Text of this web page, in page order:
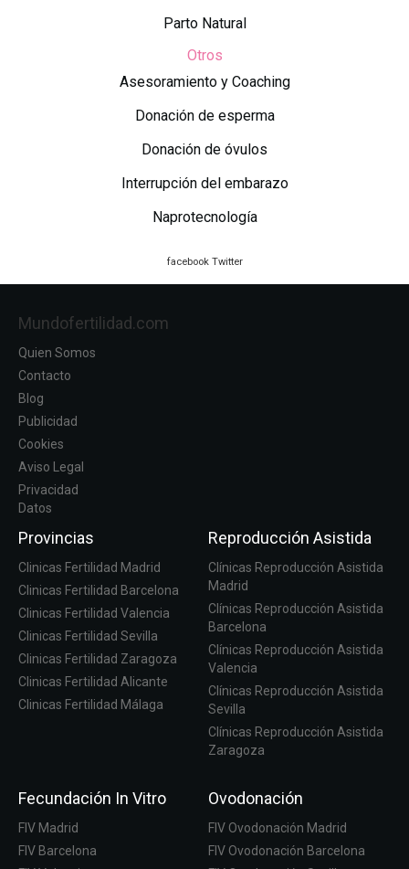
Parto Natural
Otros
Asesoramiento y Coaching
Donación de esperma
Donación de óvulos
Interrupción del embarazo
Naprotecnología
facebook Twitter
Mundofertilidad.com
Quien Somos
Contacto
Blog
Publicidad
Cookies
Aviso Legal
Privacidad
Datos
Provincias
Clinicas Fertilidad Madrid
Clinicas Fertilidad Barcelona
Clinicas Fertilidad Valencia
Clinicas Fertilidad Sevilla
Clinicas Fertilidad Zaragoza
Clinicas Fertilidad Alicante
Clinicas Fertilidad Málaga
Reproducción Asistida
Clínicas Reproducción Asistida
Madrid
Clínicas Reproducción Asistida
Barcelona
Clínicas Reproducción Asistida
Valencia
Clínicas Reproducción Asistida
Sevilla
Clínicas Reproducción Asistida
Zaragoza
Fecundación In Vitro
FIV Madrid
FIV Barcelona
Ovodonación
FIV Ovodonación Madrid
FIV Ovodonación Barcelona